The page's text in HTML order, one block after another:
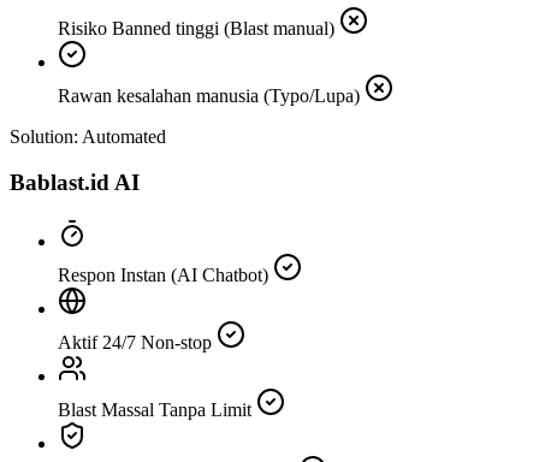
Risiko Banned tinggi (Blast manual)
Rawan kesalahan manusia (Typo/Lupa)
Solution: Automated
Bablast.id AI
Respon Instan (AI Chatbot)
Aktif 24/7 Non-stop
Blast Massal Tanpa Limit